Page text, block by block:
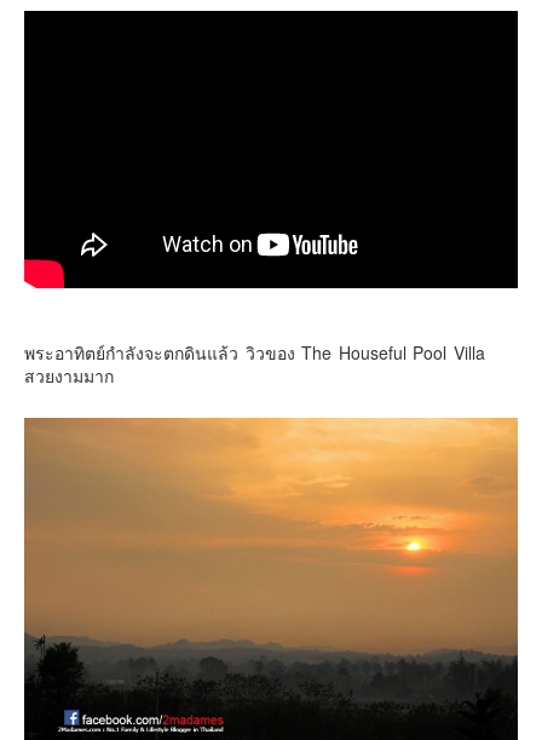
พระอาทิตย์กำลังจะตกดินแล้ว วิวของ The Houseful Pool Villa
สวยงามมาก